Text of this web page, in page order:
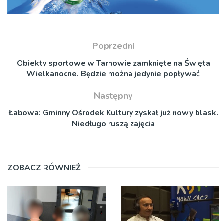
Poprzedni
Obiekty sportowe w Tarnowie zamknięte na Święta
Wielkanocne. Będzie można jedynie popływać
Następny
Łabowa: Gminny Ośrodek Kultury zyskał już nowy blask.
Niedługo ruszą zajęcia
ZOBACZ RÓWNIEŻ